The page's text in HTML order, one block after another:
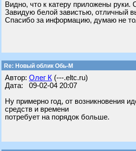
Видно, что к катеру приложены руки.
Завидую белой завистью, отличный
Спасибо за информацию, думаю не
Re: Новый облик Обь-М
Автор: Олег К (---.eltc.ru)
Дата: 09-02-04 20:07
Ну примерно год, от возникновения
средств и времени
потребует на порядок больше.